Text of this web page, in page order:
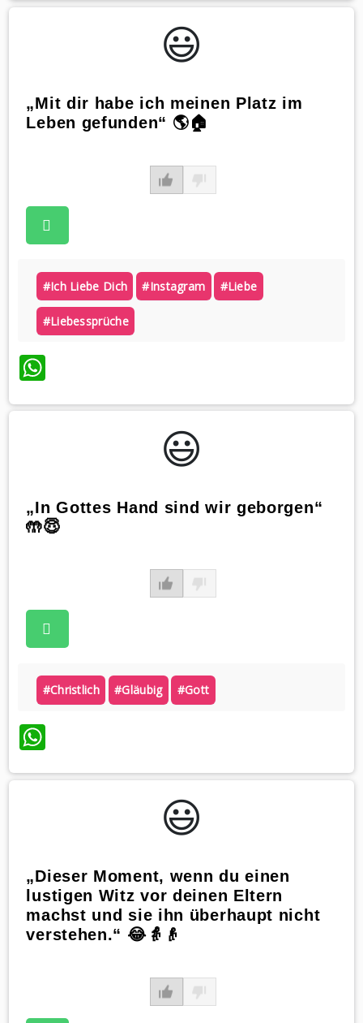
😃️
„Mit dir habe ich meinen Platz im
Leben gefunden“ 🌎🏠
#ich Liebe Dich #instagram #liebe
#liebessprüche
WhatsApp
😃️
„In Gottes Hand sind wir geborgen“
🤲😇
#christlich #gläubig #gott
WhatsApp
😃️
„Dieser Moment, wenn du einen
lustigen Witz vor deinen Eltern
machst und sie ihn überhaupt nicht
verstehen.“ 😂👵👴